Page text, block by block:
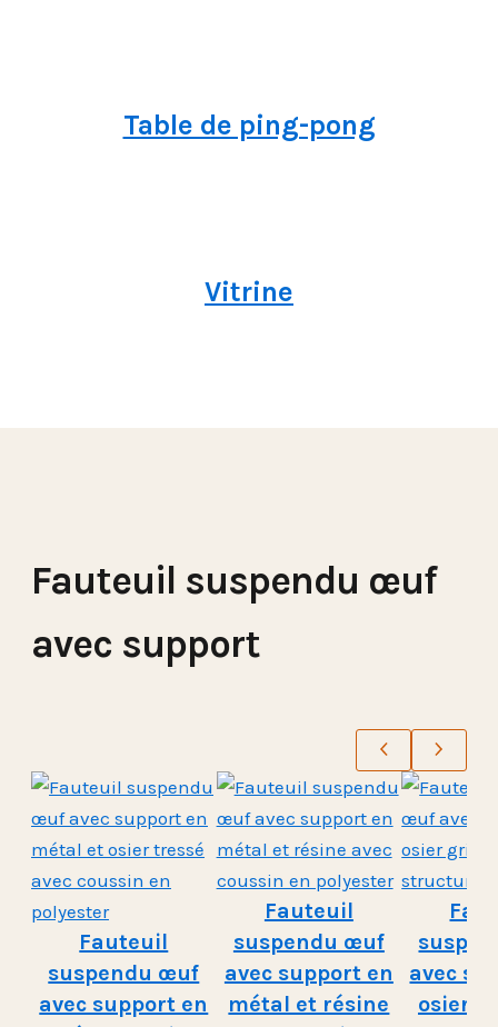
Table de ping-pong
Vitrine
Fauteuil suspendu œuf
avec support
Fauteuil
suspendu œuf
avec support en
Fauteuil
suspendu œuf
avec support en
métal et résine
avec
osier